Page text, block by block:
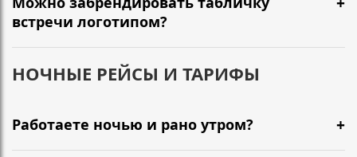
встречи логотипом?
НОЧНЫЕ РЕЙСЫ И ТАРИФЫ
Работаете ночью и рано утром?